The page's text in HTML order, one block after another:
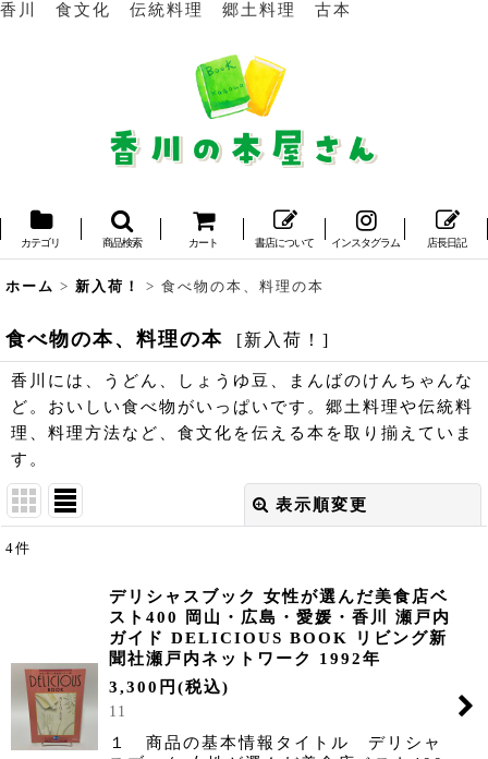
香川 食文化 伝統料理 郷土料理 古本
カテゴリ 商品検索 カート 書店について インスタグラム 店長日記
ホーム > 新入荷！ > 食べ物の本、料理の本
食べ物の本、料理の本 [新入荷！ ]
香川には、うどん、しょうゆ豆、まんばのけんちゃんな
ど。おいしい食べ物がいっぱいです。郷土料理や伝統料
理、料理方法など、食文化を伝える本を取り揃えていま
す。
表示順変更
絞り込む
4件
デリシャスブック 女性が選んだ美食店ベ
スト400 岡山・広島・愛媛・香川 瀬戸内
ガイド DELICIOUS BOOK リビング新
聞社瀬戸内ネットワーク 1992年
3,300 円 (税込)
11
１ 商品の基本情報タイトル デリシャ